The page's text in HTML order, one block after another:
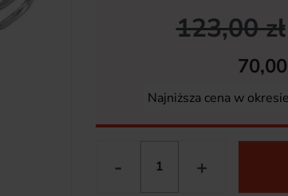
123,00 zł
Najniższa cena w
- +